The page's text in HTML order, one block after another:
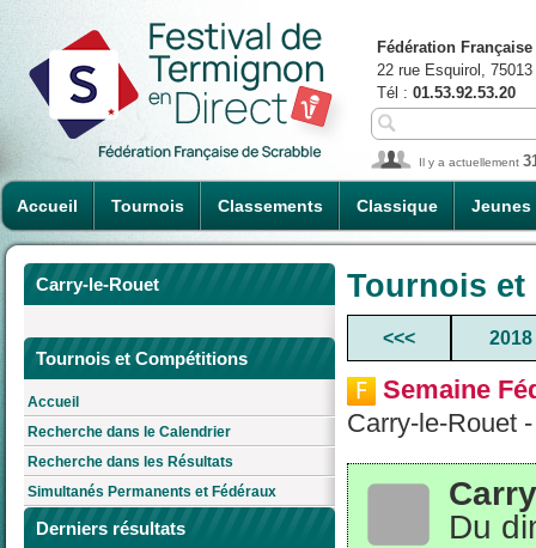
Accueil Tournois Classements Classique Jeunes
Fédération
22 rue Esquirol,
Tél : 01.53.92.53.20
Il y a actuellement
Carry-le-Rouet
Tournois et Compétitions
Accueil
Recherche dans le Calendrier
Recherche dans les Résultats
Simultanés Permanents et Fédéraux
Derniers résultats
Tournois
<<< 2018
Semaine
Carry-le-Rouet
Du